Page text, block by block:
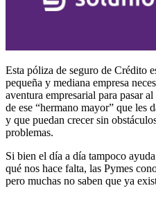
Esta póliza de seguro de Crédito
pequeña y mediana empresa
aventura empresarial para pasar
de ese “hermano mayor” que les
y que puedan crecer sin
problemas.
Si bien el día a día tampoco
qué nos hace falta, las Pymes
pero muchas no saben que ya